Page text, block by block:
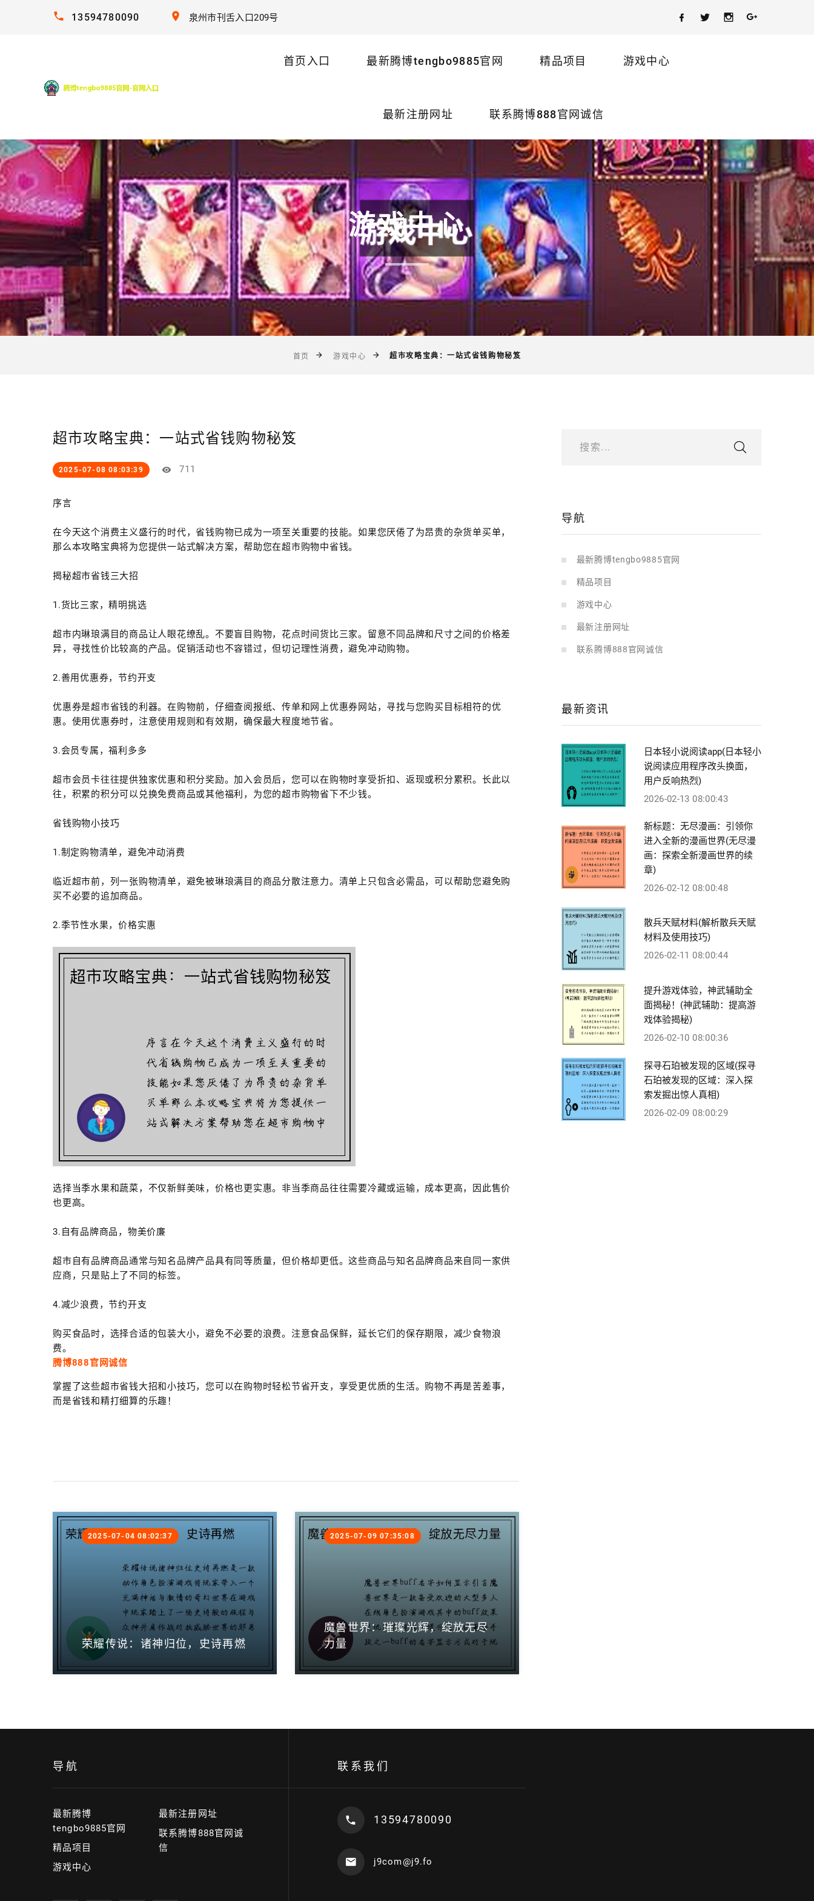
13594780090 泉州市刊舌入口209号
首页入口 最新腾博tengbo9885官网 精品项目 游戏中心
最新注册网址 联系腾博888官网诚信
游戏中心
首页 游戏中心 超市攻略宝典：一站式省钱购物秘笈
超市攻略宝典：一站式省钱购物秘笈
2025-07-08 08:03:39 711
序言
在今天这个消费主义盛行的时代，省钱购物已成为一项至关重要的技能。如果您厌倦了为昂贵的杂货单买单，
那么本攻略宝典将为您提供一站式解决方案，帮助您在超市购物中省钱。
揭秘超市省钱三大招
1.货比三家，精明挑选
超市内琳琅满目的商品让人眼花缭乱。不要盲目购物，花点时间货比三家。留意不同品牌和尺寸之间的价格差
异，寻找性价比较高的产品。促销活动也不容错过，但切记理性消费，避免冲动购物。
2.善用优惠券，节约开支
优惠券是超市省钱的利器。在购物前，仔细查阅报纸、传单和网上优惠券网站，寻找与您购买目标相符的优
惠。使用优惠券时，注意使用规则和有效期，确保最大程度地节省。
3.会员专属，福利多多
超市会员卡往往提供独家优惠和积分奖励。加入会员后，您可以在购物时享受折扣、返现或积分累积。长此以
往，积累的积分可以兑换免费商品或其他福利，为您的超市购物省下不少钱。
省钱购物小技巧
1.制定购物清单，避免冲动消费
临近超市前，列一张购物清单，避免被琳琅满目的商品分散注意力。清单上只包含必需品，可以帮助您避免购
买不必要的追加商品。
2.季节性水果，价格实惠
选择当季水果和蔬菜，不仅新鲜美味，价格也更实惠。非当季商品往往需要冷藏或运输，成本更高，因此售价
也更高。
3.自有品牌商品，物美价廉
超市自有品牌商品通常与知名品牌产品具有同等质量，但价格却更低。这些商品与知名品牌商品来自同一家供
应商，只是贴上了不同的标签。
4.减少浪费，节约开支
购买食品时，选择合适的包装大小，避免不必要的浪费。注意食品保鲜，延长它们的保存期限，减少食物浪
费。
腾博888官网诚信
掌握了这些超市省钱大招和小技巧，您可以在购物时轻松节省开支，享受更优质的生活。购物不再是苦差事，
而是省钱和精打细算的乐趣！
荣耀传说：诸神归位，史诗再燃
2025-07-04 08:02:37
魔兽世界：璀璨光辉，绽放无尽
力量
2025-07-09 07:35:08
搜索...
导航
最新腾博tengbo9885官网
精品项目
游戏中心
最新注册网址
联系腾博888官网诚信
最新资讯
日本轻小说阅读app(日本轻小
说阅读应用程序改头换面，
用户反响热烈)
2026-02-13 08:00:43
新标题：无尽漫画：引领你
进入全新的漫画世界(无尽漫
画：探索全新漫画世界的续
章)
2026-02-12 08:00:48
散兵天赋材料(解析散兵天赋
材料及使用技巧)
2026-02-11 08:00:44
提升游戏体验，神武辅助全
面揭秘！(神武辅助：提高游
戏体验揭秘)
2026-02-10 08:00:36
探寻石珀被发现的区域(探寻
石珀被发现的区域：深入探
索发掘出惊人真相)
2026-02-09 08:00:29
导航
最新腾博
tengbo9885官网
精品项目
游戏中心
最新注册网址
联系腾博888官网诚
信
联系我们
13594780090
j9com@j9.fo